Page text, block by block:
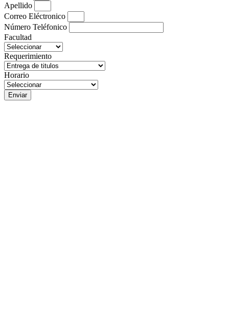
Apellido
Correo Eléctronico
Número Teléfonico
Facultad
Requerimiento
Horario
Enviar